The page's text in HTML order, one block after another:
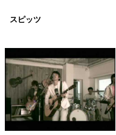
スピッツ